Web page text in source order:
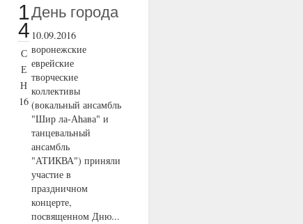
1
4
С
Е
Н
16
День города
10.09.2016
воронежские
еврейские
творческие
коллективы
(вокальный ансамбль
"Шир ла-Аhава" и
танцевальный
ансамбль
"АТИКВА") приняли
участие в
праздничном
концерте,
посвященном Дню...